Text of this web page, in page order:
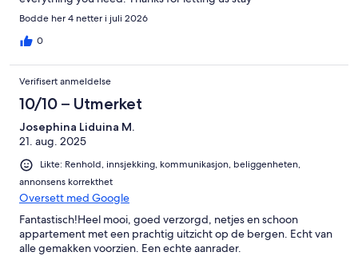
Bodde her 4 netter i juli 2026
0
Verifisert anmeldelse
10/10 – Utmerket
Josephina Liduina M.
21. aug. 2025
Likte: Renhold, innsjekking, kommunikasjon, beliggenheten,
annonsens korrekthet
Oversett med Google
Fantastisch!Heel mooi, goed verzorgd, netjes en schoon
appartement met een prachtig uitzicht op de bergen. Echt van
alle gemakken voorzien. Een echte aanrader.